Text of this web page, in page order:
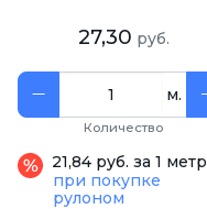
27,30 руб.
м.
Количество
21,84 руб. за 1 метр
при покупке
рулоном